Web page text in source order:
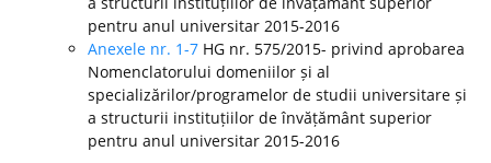
pentru anul universitar 2015-2016
Anexele nr. 1-7 HG nr. 575/2015- privind aprobarea
Nomenclatorului domeniilor și al
specializărilor/programelor de studii universitare și
a structurii instituțiilor de învățământ superior
pentru anul universitar 2015-2016